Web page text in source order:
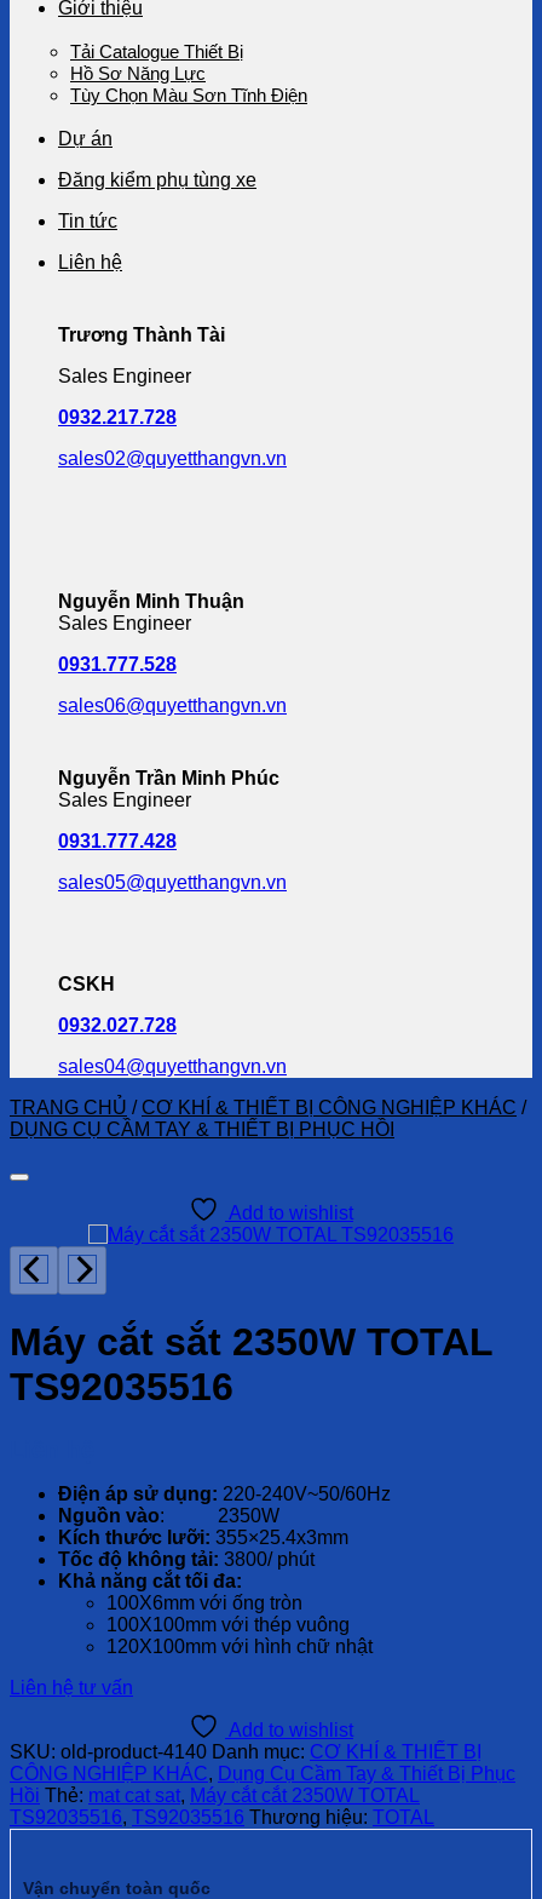
Giới thiệu
Tải Catalogue Thiết Bị
Hồ Sơ Năng Lực
Tùy Chọn Màu Sơn Tĩnh Điện
Dự án
Đăng kiểm phụ tùng xe
Tin tức
Liên hệ
Trương Thành Tài
Sales Engineer
0932.217.728
sales02@quyetthangvn.vn
Nguyễn Minh Thuận
Sales Engineer
0931.777.528
sales06@quyetthangvn.vn
Nguyễn Trần Minh Phúc
Sales Engineer
0931.777.428
sales05@quyetthangvn.vn
CSKH
0932.027.728
sales04@quyetthangvn.vn
TRANG CHỦ / CƠ KHÍ & THIẾT BỊ CÔNG NGHIỆP KHÁC /
DỤNG CỤ CẦM TAY & THIẾT BỊ PHỤC HỒI
Add to wishlist
Máy cắt sắt 2350W TOTAL
TS92035516
Điện áp sử dụng: 220-240V~50/60Hz
Nguồn vào: 2350W
Kích thước lưỡi: 355×25.4x3mm
Tốc độ không tải: 3800/ phút
Khả năng cắt tối đa:
100X6mm với ống tròn
100X100mm với thép vuông
120X100mm với hình chữ nhật
Liên hệ tư vấn
Add to wishlist
SKU: old-product-4140 Danh mục: CƠ KHÍ & THIẾT BỊ
CÔNG NGHIỆP KHÁC, Dụng Cụ Cầm Tay & Thiết Bị Phục
Hồi Thẻ: mat cat sat, Máy cắt cắt 2350W TOTAL
TS92035516, TS92035516 Thương hiệu: TOTAL
Vận chuyển toàn quốc